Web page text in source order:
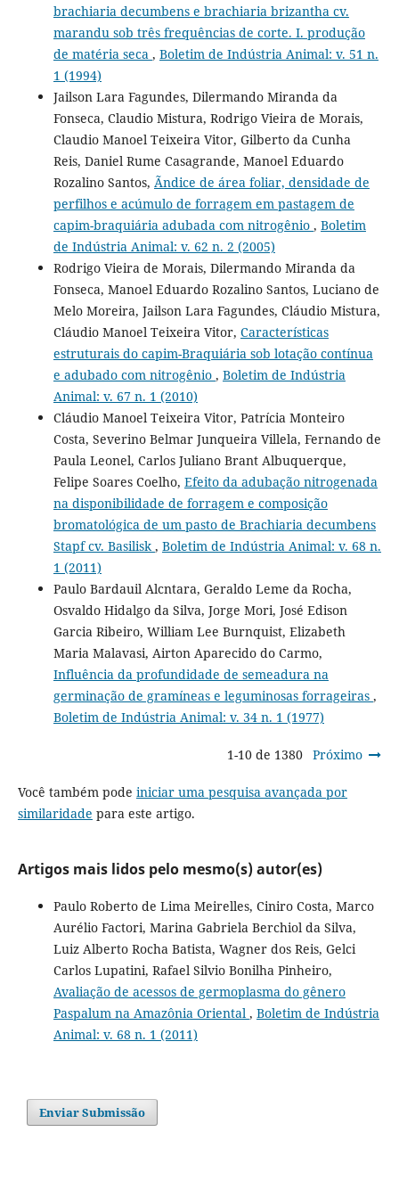
brachiaria decumbens e brachiaria brizantha cv.
marandu sob três frequências de corte. I. produção
de matéria seca , Boletim de Indústria Animal: v. 51 n.
1 (1994)
Jailson Lara Fagundes, Dilermando Miranda da
Fonseca, Claudio Mistura, Rodrigo Vieira de Morais,
Claudio Manoel Teixeira Vitor, Gilberto da Cunha
Reis, Daniel Rume Casagrande, Manoel Eduardo
Rozalino Santos, Ãndice de área foliar, densidade de
perfilhos e acúmulo de forragem em pastagem de
capim-braquiária adubada com nitrogênio , Boletim
de Indústria Animal: v. 62 n. 2 (2005)
Rodrigo Vieira de Morais, Dilermando Miranda da
Fonseca, Manoel Eduardo Rozalino Santos, Luciano de
Melo Moreira, Jailson Lara Fagundes, Cláudio Mistura,
Cláudio Manoel Teixeira Vitor, Características
estruturais do capim-Braquiária sob lotação contínua
e adubado com nitrogênio , Boletim de Indústria
Animal: v. 67 n. 1 (2010)
Cláudio Manoel Teixeira Vitor, Patrícia Monteiro
Costa, Severino Belmar Junqueira Villela, Fernando de
Paula Leonel, Carlos Juliano Brant Albuquerque,
Felipe Soares Coelho, Efeito da adubação nitrogenada
na disponibilidade de forragem e composição
bromatológica de um pasto de Brachiaria decumbens
Stapf cv. Basilisk , Boletim de Indústria Animal: v. 68 n.
1 (2011)
Paulo Bardauil Alcntara, Geraldo Leme da Rocha,
Osvaldo Hidalgo da Silva, Jorge Mori, José Edison
Garcia Ribeiro, William Lee Burnquist, Elizabeth
Maria Malavasi, Airton Aparecido do Carmo,
Influência da profundidade de semeadura na
germinação de gramíneas e leguminosas forrageiras ,
Boletim de Indústria Animal: v. 34 n. 1 (1977)
1-10 de 1380 Próximo
Você também pode iniciar uma pesquisa avançada por
similaridade para este artigo.
Artigos mais lidos pelo mesmo(s) autor(es)
Paulo Roberto de Lima Meirelles, Ciniro Costa, Marco
Aurélio Factori, Marina Gabriela Berchiol da Silva,
Luiz Alberto Rocha Batista, Wagner dos Reis, Gelci
Carlos Lupatini, Rafael Silvio Bonilha Pinheiro,
Avaliação de acessos de germoplasma do gênero
Paspalum na Amazônia Oriental , Boletim de Indústria
Animal: v. 68 n. 1 (2011)
Enviar Submissão